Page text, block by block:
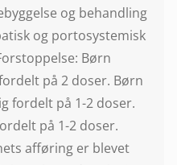
og behandling
og portosystemisk
Børn
på 2 doser. Børn
fordelt på 1-2 doser.
på 1-2 doser.
afføring er blevet